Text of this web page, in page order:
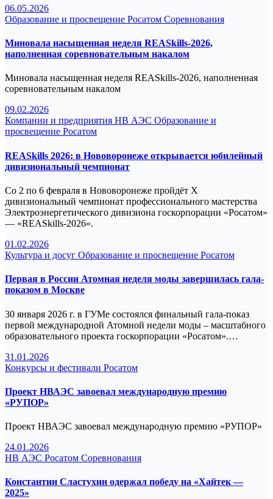
06.05.2026
Образование и просвещение Росатом Соревнования
Миновала насыщенная неделя REASkills-2026,
наполненная соревновательным накалом
Миновала насыщенная неделя REASkills-2026, наполненная
соревновательным накалом
09.02.2026
Компании и предприятия НВ АЭС Образование и
просвещение Росатом
REASkills 2026: в Нововоронеже открывается юбилейный
дивизиональный чемпионат
Со 2 по 6 февраля в Нововоронеже пройдёт X
дивизиональный чемпионат профессионального мастерства
Электроэнергетического дивизиона госкорпорации «Росатом»
— «REASkills‑2026».
01.02.2026
Культура и досуг Образование и просвещение Росатом
Первая в России Атомная неделя моды завершилась гала-
показом в Москве
30 января 2026 г. в ГУМе состоялся финальный гала-показ
первой международной Атомной недели моды – масштабного
образовательного проекта госкорпорации «Росатом».…
31.01.2026
Конкурсы и фестивали Росатом
Проект НВАЭС завоевал международную премию
«РУПОР»
Проект НВАЭС завоевал международную премию «РУПОР»
24.01.2026
НВ АЭС Росатом Соревнования
Константин Сластухин одержал победу на «Хайтек —
2025»